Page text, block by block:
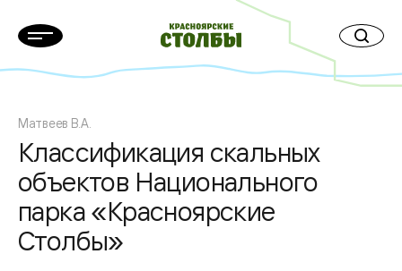
Матвеев В.А.
Классификация скальных
объектов Национального
парка «Красноярские
Столбы»